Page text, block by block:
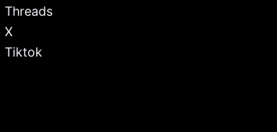
Threads
X
Tiktok